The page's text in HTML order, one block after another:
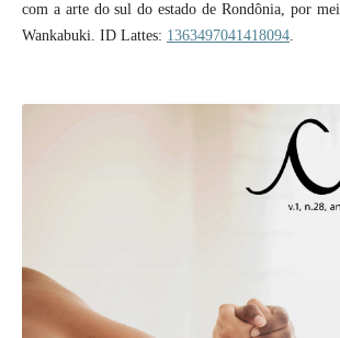
com a arte do sul do estado de Rondônia, por
Wankabuki. ID Lattes: 1363497041418094.